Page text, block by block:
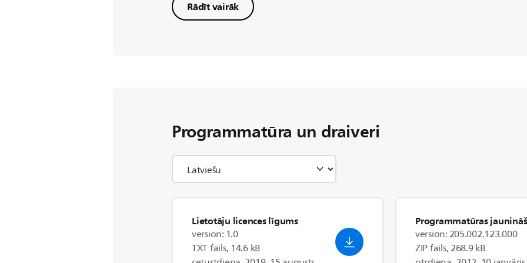
Rādīt vairāk
Programmatūra un draiveri
Lietotāju licences līgums
version: 1.0
TXT fails, 14.6 kB
Programmatūras
version: 205.002.123.000
ZIP fails, 268.9 kB